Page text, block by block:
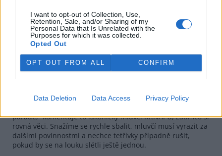
I want to opt-out of Collection, Use,
Retention, Sale, and/or Sharing of my
Personal Data that Is Unrelated with the
Purposes for which it was collected.
Opted Out
OPT OUT FROM ALL CONFIRM
Data Deletion Data Access Privacy Policy
Když slepičky popojdou směrem k opodál stojícímu třetímu
kohoutkovi, jeden z nápadníků proti němu prudce vyrazí.
Mohutný výpad končí třepotáním křídel, oháněním se
zobákem a vůbec pořádnou šarvátkou. Červené hřebínky
trčí kohoutkům proti sobě, zatímco u samiček zůstal jediný
kohoutek. Ani ten se ale nepáří.
najednou odlétají. Kohoutci se ještě pár minut motají
parádě,“ komentuje to lakonicky mluvčí KRNAPU, zatímco si
rovná věci. Snažíme se rychle sbalit, mluvčí musí vyrazit za
dalšími povinnostmi a nechce tetřívky případně rušit,
pokud by se na louku slétli ještě jednou.